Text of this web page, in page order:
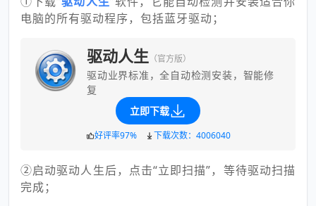
电脑的所有驱动程序，包括蓝牙驱动；
驱动人生 （官方版）
驱动业界标准，全自动检测安装，智能修
复
立即下载
好评率97% 下载次数：4006040
②启动驱动人生后，点击“立即扫描”，等待驱动扫描
完成；